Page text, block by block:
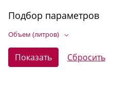
Подбор параметров
Объем (литров)